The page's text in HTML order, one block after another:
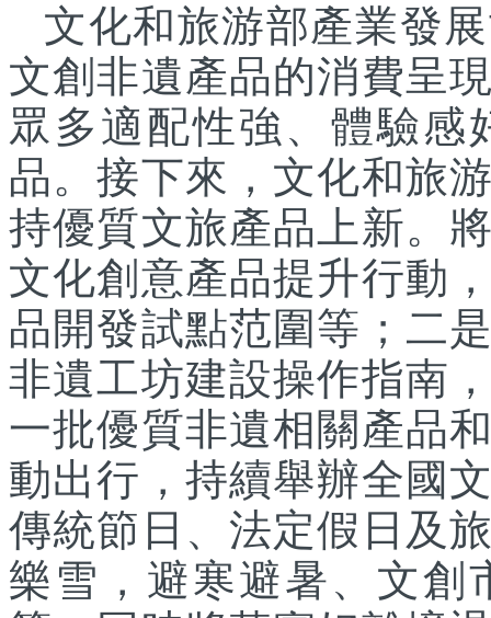
文化和旅游部產業發
文創非遺產品的消費呈
眾多適配性強、體驗感
品。接下來，文化和旅
持優質文旅產品上新。
文化創意產品提升行動
品開發試點范圍等；二
非遺工坊建設操作指南
一批優質非遺相關產品
動出行，持續舉辦全國
傳統節日、法定假日及
樂雪，避寒避暑、文創